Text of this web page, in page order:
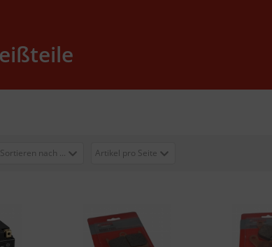
Sortieren nach ... Artikel pro Seite